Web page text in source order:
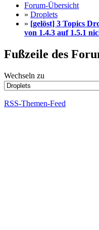
Forum-Übersicht
» Droplets
» [gelöst] 3 Topics
von 1.4.3 auf 1.5.1
Fußzeile des
Wechseln zu
RSS-Themen-Feed